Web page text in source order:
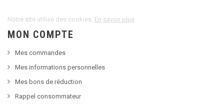
Notre site utilise des cookies. En savoir plus
MON COMPTE
Mes commandes
Mes informations personnelles
Mes bons de réduction
Rappel consommateur